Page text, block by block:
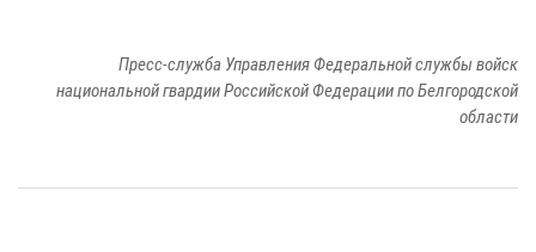
Пресс-служба Управления Федеральной службы войск
национальной гвардии Российской Федерации по Белгородской
области